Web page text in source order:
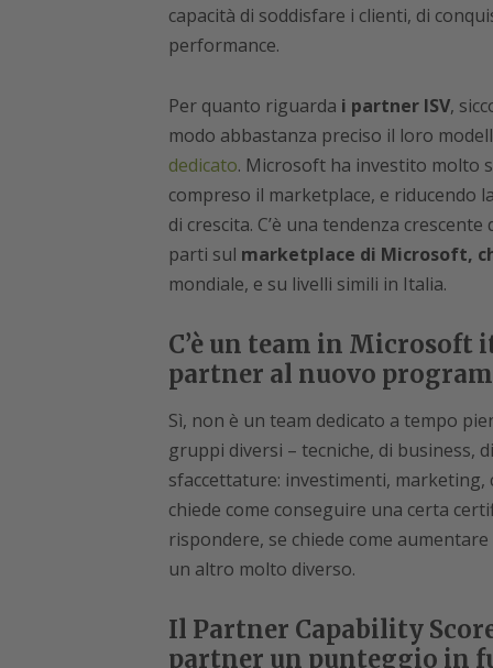
capacità di soddisfare i clienti, di
performance.
Per quanto riguarda i partner ISV,
modo abbastanza preciso il loro
dedicato. Microsoft ha investito molto
compreso il marketplace, e riducendo
di crescita. C’è una tendenza
parti sul marketplace di Microsoft,
mondiale, e su livelli simili in Italia.
C’è un team in Microsoft
partner al nuovo
Sì, non è un team dedicato a tempo
gruppi diversi – tecniche, di business,
sfaccettature: investimenti,
chiede come conseguire una certa
rispondere, se chiede come
un altro molto diverso.
Il Partner Capability
partner un punteggio in